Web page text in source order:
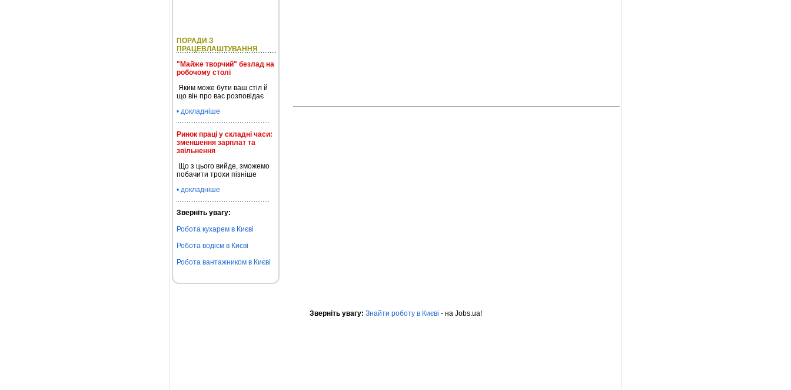
ПОРАДИ З
ПРАЦЕВЛАШТУВАННЯ
"Майже творчий" безлад на
робочому столі
Яким може бути ваш стіл й
що він про вас розповідає
• докладніше
Ринок праці у складні часи:
зменшення зарплат та
звільнення
Що з цього вийде, зможемо
побачити трохи пізніше
• докладніше
Зверніть увагу:
Робота кухарем в Києві
Робота водієм в Києві
Робота вантажником в Києві
Зверніть увагу: Знайти роботу в Києві - на Jobs.ua!